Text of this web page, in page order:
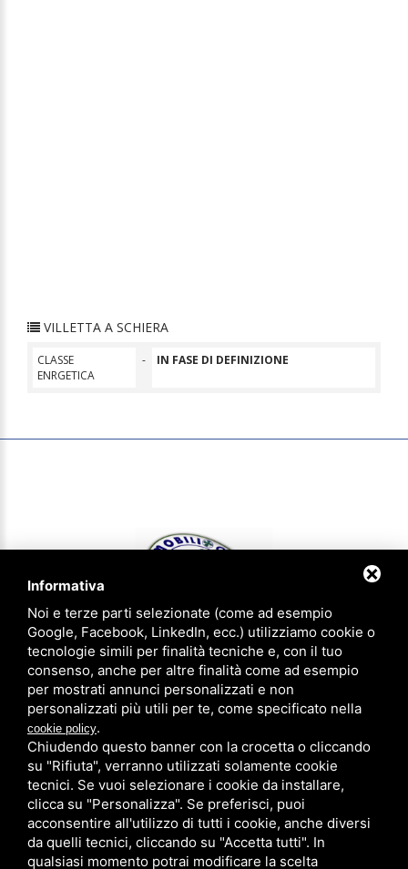
VILLETTA A SCHIERA
CLASSE
ENRGETICA
- IN FASE DI DEFINIZIONE
IMMOBILIOGGI & aziendaoggi Gruppo Agenzie Riunite - P.IVA
01620540383 - CCIAA FE 183305 - Iscrizione num. 1814 ruolo agenti
immobiliari provincia di Ferrara
Privacy Policy
Agenzia di Ferrara
0532/773756
Agenzia di Copparo
0532/863841
Informativa
Noi e terze parti selezionate (come ad esempio
Google, Facebook, LinkedIn, ecc.) utilizziamo cookie o
tecnologie simili per finalità tecniche e, con il tuo
consenso, anche per altre finalità come ad esempio
per mostrati annunci personalizzati e non
personalizzati più utili per te, come specificato nella
cookie policy.
Chiudendo questo banner con la crocetta o cliccando
su "Rifiuta", verranno utilizzati solamente cookie
tecnici. Se vuoi selezionare i cookie da installare,
clicca su "Personalizza". Se preferisci, puoi
acconsentire all'utilizzo di tutti i cookie, anche diversi
da quelli tecnici, cliccando su "Accetta tutti". In
qualsiasi momento potrai modificare la scelta